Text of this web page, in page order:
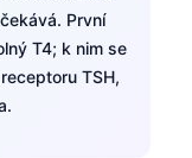
První
T4; k nim se
TSH,